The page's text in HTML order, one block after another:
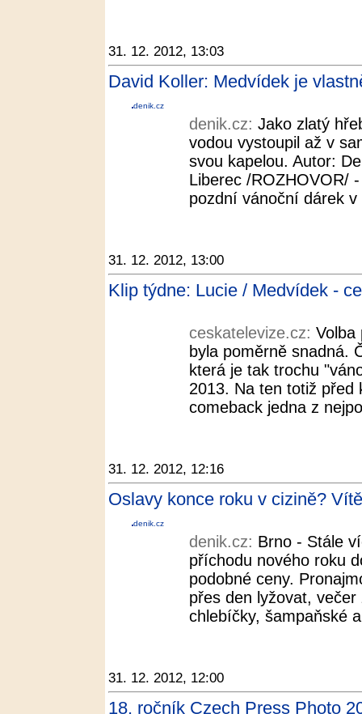
31. 12. 2012, 13:03
David Koller: Medvídek je
denik.cz
denik.cz: Jako zlatý
vodou vystoupil až v
svou kapelou. Autor:
Liberec /ROZHOVOR/
pozdní vánoční dárek
31. 12. 2012, 13:00
Klip týdne: Lucie / Medvídek -
ceskatelevize.cz: Volba
byla poměrně snadná.
která je tak trochu
2013. Na ten totiž před
comeback jedna z
31. 12. 2012, 12:16
Oslavy konce roku v cizině?
denik.cz
denik.cz: Brno - Stále
příchodu nového roku
podobné ceny.
přes den lyžovat,
chlebíčky, šampaňské
31. 12. 2012, 12:00
18. ročník Czech Press Photo